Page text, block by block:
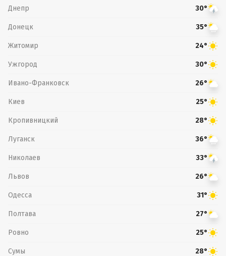
Днепр 30°
Донецк 35°
Житомир 24°
Ужгород 30°
Ивано-Франковск 26°
Киев 25°
Кропивницкий 28°
Луганск 36°
Николаев 33°
Львов 26°
Одесса 31°
Полтава 27°
Ровно 25°
Сумы 28°